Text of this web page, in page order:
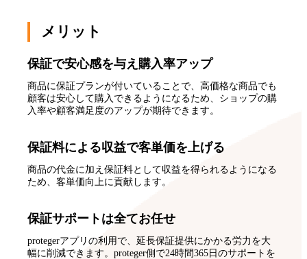
メリット
保証で安心感を与え購入率アップ
商品に保証プランが付いていることで、高価格な商品でも
顧客は安心して購入できるようになるため、ショップの購
入率や顧客満足度のアップが期待できます。
保証料による収益で客単価を上げる
商品の代金に加え保証料として収益を得られるようになる
ため、客単価向上に貢献します。
保証サポートは全てお任せ
protegerアプリの利用で、延長保証提供にかかる労力を大
幅に削減できます。proteger側で24時間365日のサポートを